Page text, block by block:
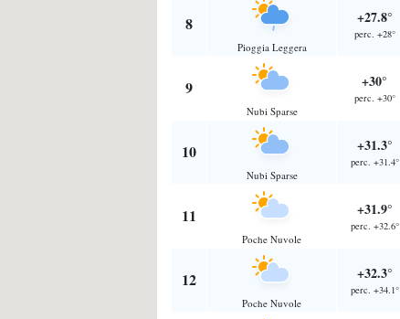
8
Pioggia Leggera
+27.8°
perc. +28°
9
Nubi Sparse
+30°
perc. +30°
10
Nubi Sparse
+31.3°
perc. +31.4°
11
Poche Nuvole
+31.9°
perc. +32.6°
12
Poche Nuvole
+32.3°
perc. +34.1°